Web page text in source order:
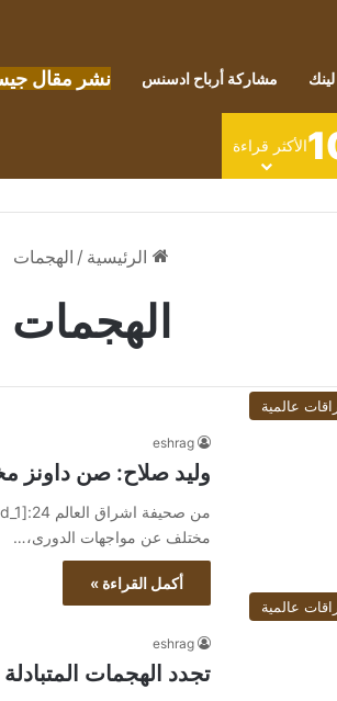
مشاركة أرباح ادسنس نشر مقال
الأكثر قراءة
الرئيسية / الهجمات
الهجمات
عالمية
eshrag
وليد صلاح: صن داونز
مختلف عن مواجهات الدورى،…
أكمل القراءة »
عالمية
eshrag
تجدد الهجمات